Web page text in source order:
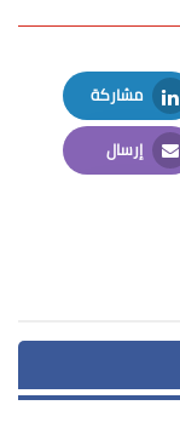
مشاركة
LinkedIn
إرسال
Email